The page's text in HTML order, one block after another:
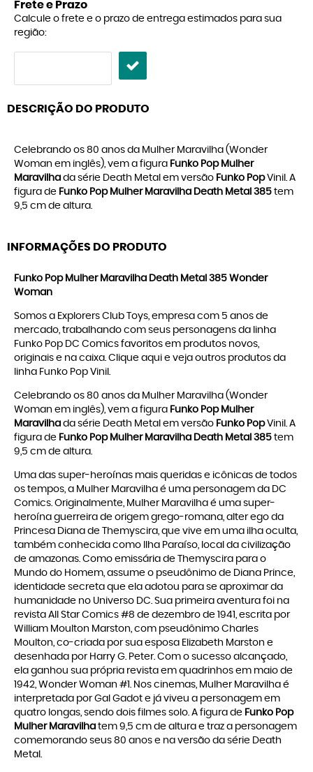
Frete e Prazo
Calcule o frete e o prazo de entrega estimados para sua
região:
DESCRIÇÃO DO PRODUTO
Celebrando os 80 anos da Mulher Maravilha (Wonder
Woman em inglês), vem a figura Funko Pop Mulher
Maravilha da série Death Metal em versão Funko PopVinil. A
figura de Funko Pop Mulher Maravilha Death Metal 385 tem
9,5 cm de altura.
INFORMAÇÕES DO PRODUTO
Funko Pop Mulher Maravilha Death Metal 385 Wonder
Woman
Somos a Explorers Club Toys, empresa com 5 anos de
mercado, trabalhando com seus personagens da linha
Funko Pop DC Comics favoritos em produtos novos,
originais e na caixa. Clique aqui e veja outros produtos da
linha Funko Pop Vinil .
Celebrando os 80 anos da Mulher Maravilha (Wonder
Woman em inglês), vem a figura Funko Pop Mulher
Maravilha da série Death Metal em versão Funko PopVinil. A
figura de Funko Pop Mulher Maravilha Death Metal 385 tem
9,5 cm de altura.
Uma das super-heroínas mais queridas e icônicas de todos
os tempos, a Mulher Maravilha é uma personagem da DC
Comics. Originalmente, Mulher Maravilha é uma super-
heroína guerreira de origem grego-romana, alter ego da
Princesa Diana de Themyscira, que vive em uma ilha oculta,
também conhecida como Ilha Paraíso, local da civilização
de amazonas. Como emissária de Themyscira para o
Mundo do Homem, assume o pseudônimo de Diana Prince,
identidade secreta que ela adotou para se aproximar da
humanidade no Universo DC. Sua primeira aventura foi na
revista All Star Comics #8 de dezembro de 1941, escrita por
William Moulton Marston, com pseudônimo Charles
Moulton, co-criada por sua esposa Elizabeth Marston e
desenhada por Harry G. Peter. Com o sucesso alcançado,
ela ganhou sua própria revista em quadrinhos em maio de
1942, Wonder Woman #1. Nos cinemas, Mulher Maravilha é
interpretada por Gal Gadot e já viveu a personagem em
quatro longas, sendo dois filmes solo. A figura de Funko Pop
Mulher Maravilha tem 9,5 cm de altura e traz a personagem
comemorando seus 80 anos e na versão da série Death
Metal.